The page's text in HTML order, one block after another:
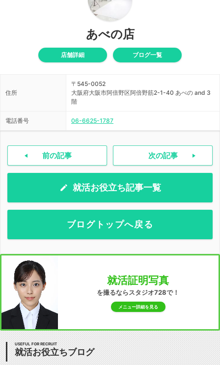
あべの店
店舗詳細 ブログ一覧
住所
〒545-0052
大阪府大阪市阿倍野区阿倍野筋2-1-40 あべの and 3
階
電話番号 06-6625-1787
前の記事 次の記事
就活お役立ち記事一覧
ブログトップへ戻る
就活証明写真
を撮るならスタジオ728で！
メニュー詳細を見る
USEFUL FOR RECRUIT
就活お役立ちブログ